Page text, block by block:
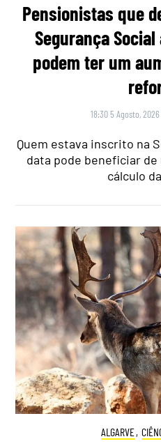
Pensionistas que
Segurança
podem ter um
18:30 5 Agosto, 2026
Quem estava inscrito na
data pode beneficiar
cálculo
ALGARVE,